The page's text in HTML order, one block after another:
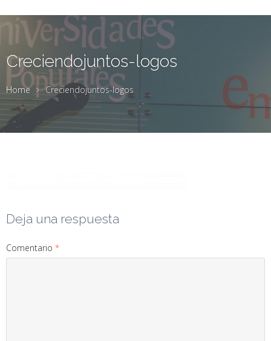
Creciendojuntos-logos
Home Creciendojuntos-logos
Deja una respuesta
Comentario *